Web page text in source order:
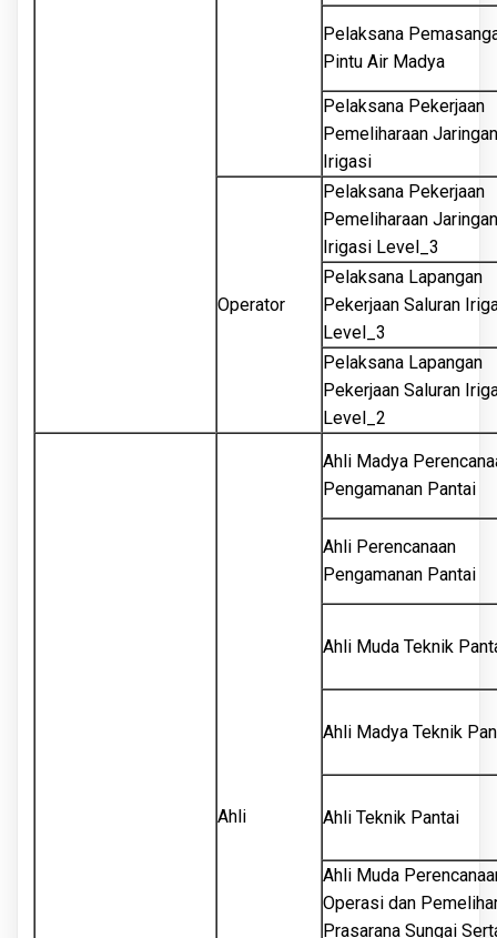
Pelaksana
Pintu Air Madya
Pelaksana Pekerjaan
Pemeliharaan Jaringan
Irigasi
Operator
Pelaksana Pekerjaan
Pemeliharaan Jaringan
Irigasi Level_3
Pelaksana Lapangan
Pekerjaan Saluran
Level_3
Pelaksana Lapangan
Pekerjaan Saluran
Level_2
Ahli
Ahli Madya
Pengamanan Pantai
Ahli Perencanaan
Pengamanan Pantai
Ahli Muda Teknik
Ahli Madya Teknik
Ahli Teknik Pantai
Ahli Muda
Operasi dan
Prasarana Sungai